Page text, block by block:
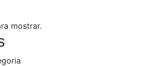
mostrar.